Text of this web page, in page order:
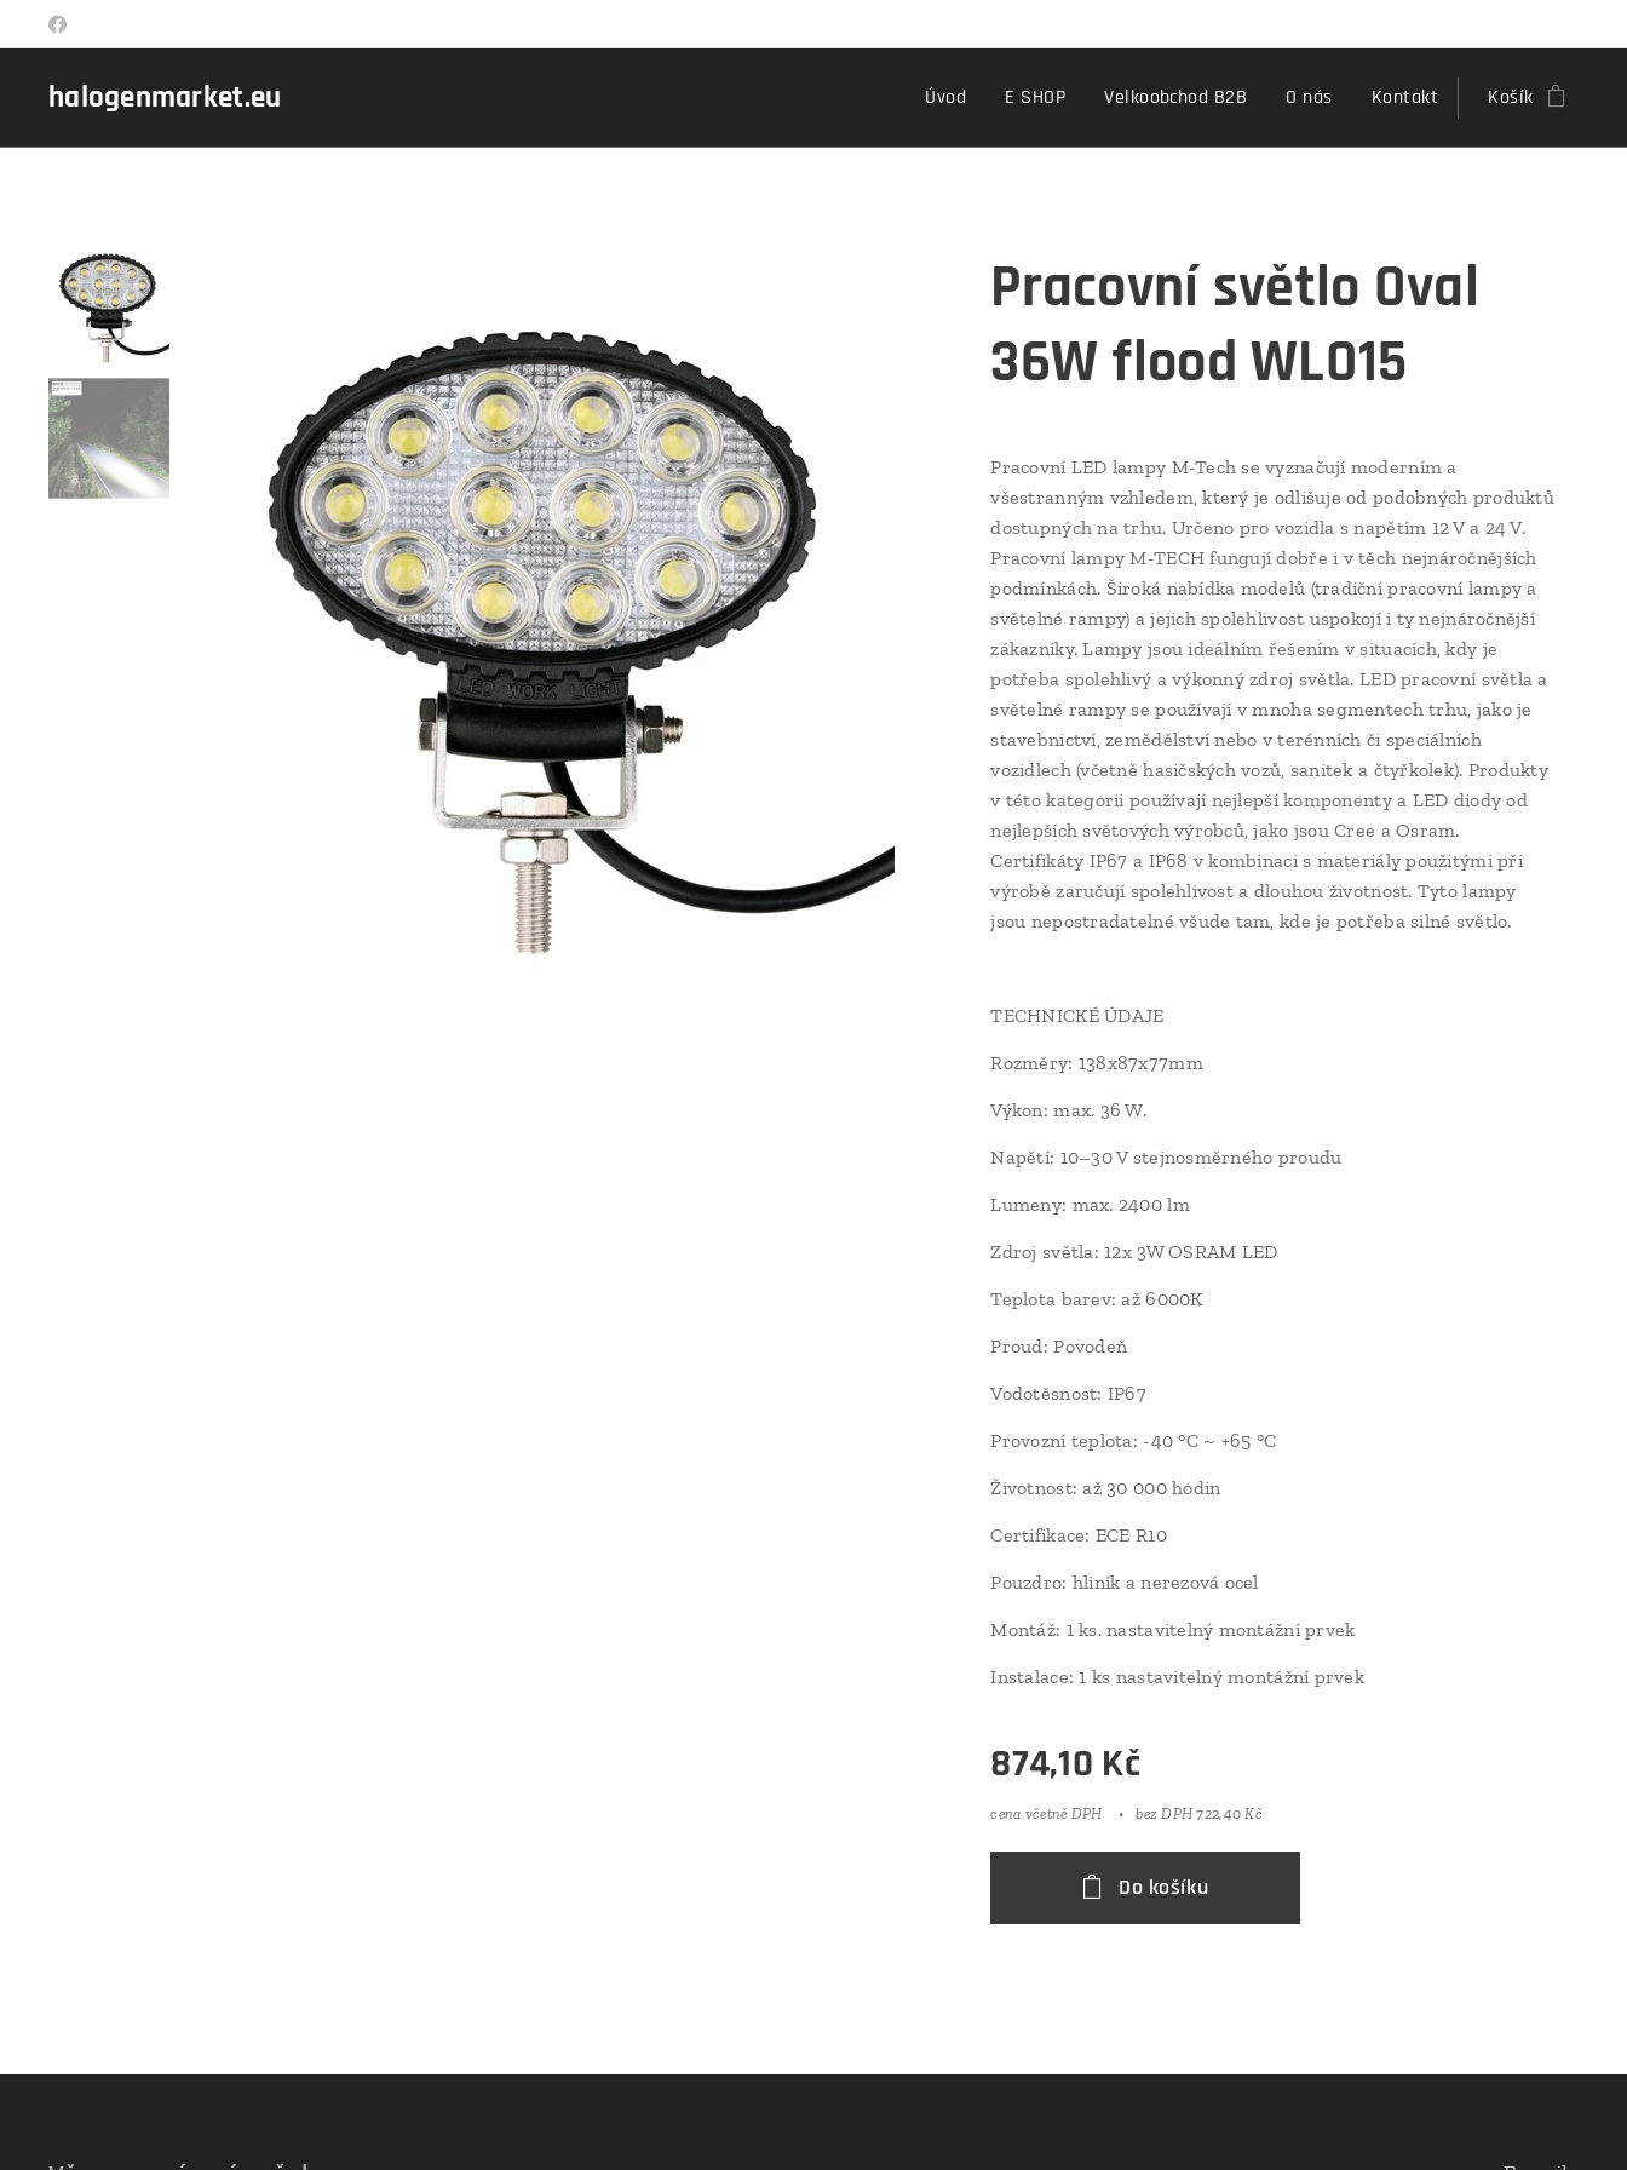
halogenmarket.eu Úvod E SHOP Velkoobchod B2B O nás Kontakt Košík
Pracovní světlo Oval
36W flood WLO15
Pracovní LED lampy M-Tech se vyznačují moderním a
všestranným vzhledem, který je odlišuje od podobných produktů
dostupných na trhu. Určeno pro vozidla s napětím 12 V a 24 V.
Pracovní lampy M-TECH fungují dobře i v těch nejnáročnějších
podmínkách. Široká nabídka modelů (tradiční pracovní lampy a
světelné rampy) a jejich spolehlivost uspokojí i ty nejnáročnější
zákazníky. Lampy jsou ideálním řešením v situacích, kdy je
potřeba spolehlivý a výkonný zdroj světla. LED pracovní světla a
světelné rampy se používají v mnoha segmentech trhu, jako je
stavebnictví, zemědělství nebo v terénních či speciálních
vozidlech (včetně hasičských vozů, sanitek a čtyřkolek). Produkty
v této kategorii používají nejlepší komponenty a LED diody od
nejlepších světových výrobců, jako jsou Cree a Osram.
Certifikáty IP67 a IP68 v kombinaci s materiály použitými při
výrobě zaručují spolehlivost a dlouhou životnost. Tyto lampy
jsou nepostradatelné všude tam, kde je potřeba silné světlo.
TECHNICKÉ ÚDAJE
Rozměry: 138x87x77mm
Výkon: max. 36 W.
Napětí: 10–30 V stejnosměrného proudu
Lumeny: max. 2400 lm
Zdroj světla: 12x 3W OSRAM LED
Teplota barev: až 6000K
Proud: Povodeň
Vodotěsnost: IP67
Provozní teplota: -40 °C ~ +65 °C
Životnost: až 30 000 hodin
Certifikace: ECE R10
Pouzdro: hliník a nerezová ocel
Montáž: 1 ks. nastavitelný montážní prvek
Instalace: 1 ks nastavitelný montážní prvek
874,10 Kč
cena včetně DPH bez DPH 722,40 Kč
Do košíku